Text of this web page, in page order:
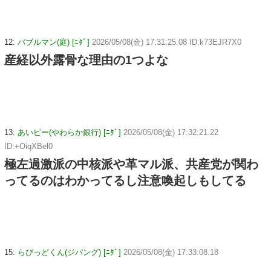
12: バブルマン(庭) [ﾆﾀﾞ] 2026/05/08(金) 17:31:25.08 ID:k73EJR7X0
産経以外露骨な理由の1つよな
13: あいピー(やわらか銀行) [ﾆﾀﾞ] 2026/05/08(金) 17:32:21.22
ID:+OiqXBel0
極左過激派の中核派や革マル派、共産党が関わ
ってるのはわかってるし注意喚起しもしてる
15: らぴっどくん(ジパング) [ﾆﾀﾞ] 2026/05/08(金) 17:33:08.18